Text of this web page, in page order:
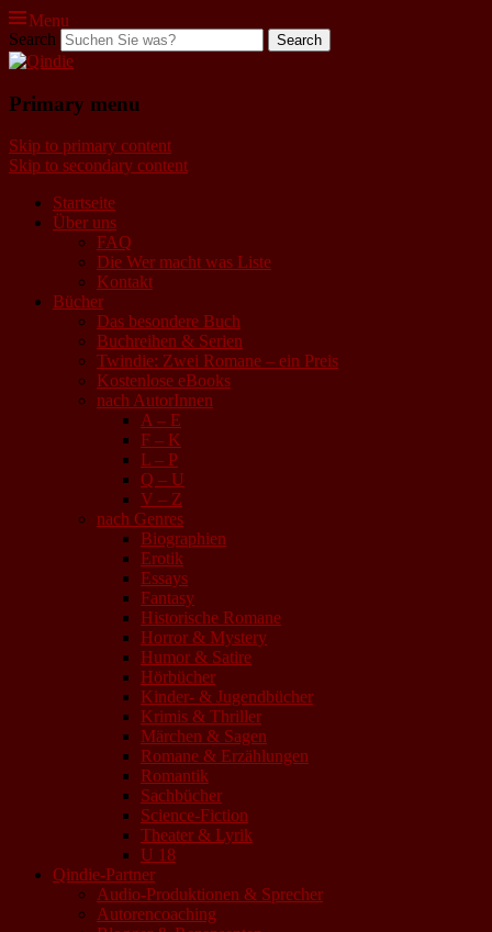
Menu
Qindie
Search
Primary menu
Skip to primary content
Skip to secondary content
Startseite
Über uns
FAQ
Die Wer macht was Liste
Kontakt
Bücher
Das besondere Buch
Buchreihen & Serien
Twindie: Zwei Romane – ein Preis
Kostenlose eBooks
nach AutorInnen
A – E
F – K
L – P
Q – U
V – Z
nach Genres
Biographien
Erotik
Essays
Fantasy
Historische Romane
Horror & Mystery
Humor & Satire
Hörbücher
Kinder- & Jugendbücher
Krimis & Thriller
Märchen & Sagen
Romane & Erzählungen
Romantik
Sachbücher
Science-Fiction
Theater & Lyrik
U 18
Qindie-Partner
Audio-Produktionen & Sprecher
Autorencoaching